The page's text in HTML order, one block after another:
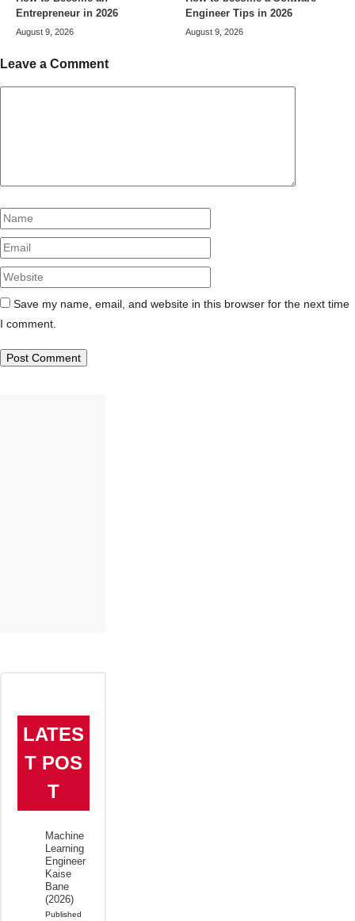
Entrepreneur in 2026
August 9, 2026
Engineer Tips in 2026
August 9, 2026
Leave a Comment
Name
Save my name, email, and website in this browser for the next time
I comment.
LATES
T POS
T
Machine
Learning
Engineer
Kaise
Bane
(2026)
Published